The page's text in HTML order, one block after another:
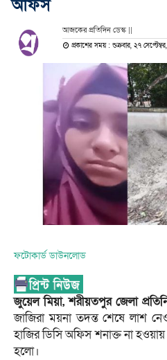
অফিস
আজকের প্রতিদিন ডেস্ক ||
প্রকাশের সময় : শুক্রবার, ২৭
ফটোকার্ড ডাউনলোড
জুয়েল মিয়া, শরীয়তপুর জেলা
জাজিরা ময়না তদন্ত শেষে লাশ
হাজির ডিসি অফিস শনাক্ত না
হলো।